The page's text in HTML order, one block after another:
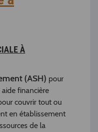
À
(ASH) pour
financière
couvrir tout ou
en établissement
de la